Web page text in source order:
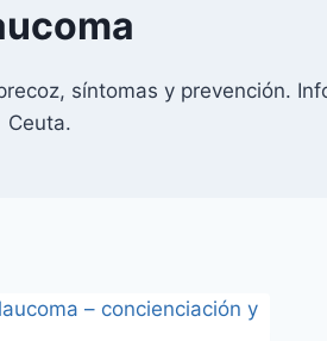
síntomas y prevención.
Ceuta.